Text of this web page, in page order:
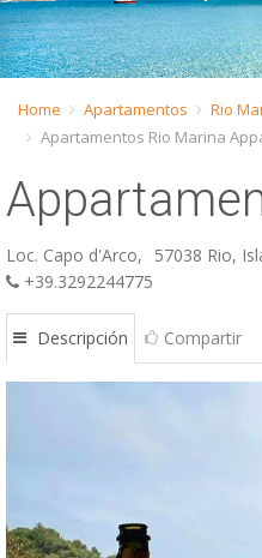
Home Apartamentos
Rio
Apartamentos Rio Marina
Loc. Capo d'Arco,
57038 Rio,
+39.3292244775
Descripción Compartir